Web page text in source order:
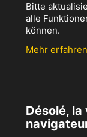
Bitte
alle
können.
Mehr erfahren
Désolé,